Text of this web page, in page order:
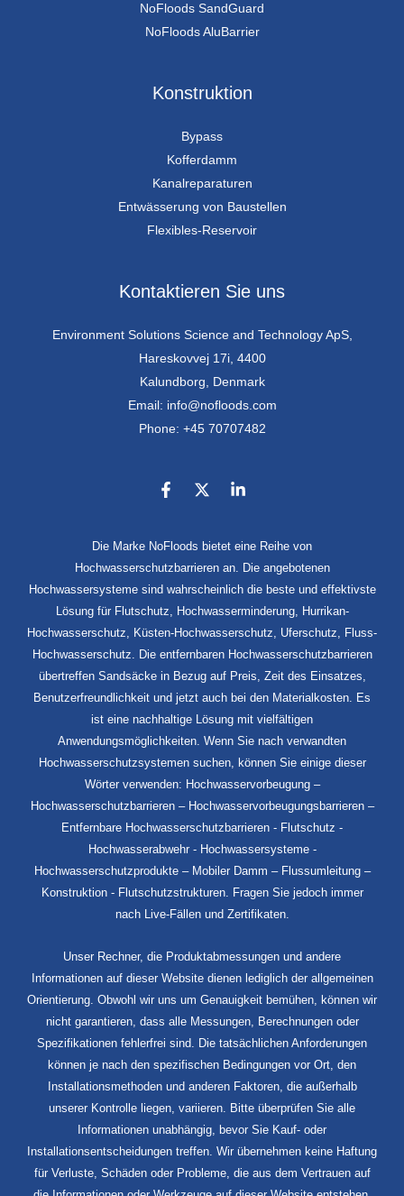
NoFloods SandGuard
NoFloods AluBarrier
Konstruktion
Bypass
Kofferdamm
Kanalreparaturen
Entwässerung von Baustellen
Flexibles-Reservoir
Kontaktieren Sie uns
Environment Solutions Science and Technology ApS,
Hareskovvej 17i, 4400
Kalundborg, Denmark
Email: info@nofloods.com
Phone: +45 70707482
Die Marke NoFloods bietet eine Reihe von
Hochwasserschutzbarrieren an. Die angebotenen
Hochwassersysteme sind wahrscheinlich die beste und effektivste
Lösung für Flutschutz, Hochwasserminderung, Hurrikan-
Hochwasserschutz, Küsten-Hochwasserschutz, Uferschutz, Fluss-
Hochwasserschutz. Die entfernbaren Hochwasserschutzbarrieren
übertreffen Sandsäcke in Bezug auf Preis, Zeit des Einsatzes,
Benutzerfreundlichkeit und jetzt auch bei den Materialkosten. Es
ist eine nachhaltige Lösung mit vielfältigen
Anwendungsmöglichkeiten. Wenn Sie nach verwandten
Hochwasserschutzsystemen suchen, können Sie einige dieser
Wörter verwenden: Hochwasservorbeugung –
Hochwasserschutzbarrieren – Hochwasservorbeugungsbarrieren –
Entfernbare Hochwasserschutzbarrieren - Flutschutz -
Hochwasserabwehr - Hochwassersysteme -
Hochwasserschutzprodukte – Mobiler Damm – Flussumleitung –
Konstruktion - Flutschutzstrukturen. Fragen Sie jedoch immer
nach Live-Fällen und Zertifikaten.
Unser Rechner, die Produktabmessungen und andere
Informationen auf dieser Website dienen lediglich der allgemeinen
Orientierung. Obwohl wir uns um Genauigkeit bemühen, können wir
nicht garantieren, dass alle Messungen, Berechnungen oder
Spezifikationen fehlerfrei sind. Die tatsächlichen Anforderungen
können je nach den spezifischen Bedingungen vor Ort, den
Installationsmethoden und anderen Faktoren, die außerhalb
unserer Kontrolle liegen, variieren. Bitte überprüfen Sie alle
Informationen unabhängig, bevor Sie Kauf- oder
Installationsentscheidungen treffen. Wir übernehmen keine Haftung
für Verluste, Schäden oder Probleme, die aus dem Vertrauen auf